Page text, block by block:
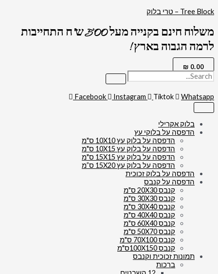
לתוכן
Tree Block – טרי בלוק
משלוח חינם בקנייה מעל 500 ש"ח התחייבות
לרמה הגבוה בארץ !
0.00
₪
Facebook Instagram Tiktok Whatsapp
בלוק אקרילי
הדפסה על בלוקי עץ
הדפסה על בלוק עץ 10X10 ס"מ
הדפסה על בלוק עץ 10X15 ס"מ
הדפסה על בלוק עץ 15X15 ס"מ
הדפסה על בלוק עץ 15X20 ס”מ
הדפסה על בלוק זכוכית
הדפסה על קנבס
קנבס 20X30 ס"מ
קנבס 30X30 ס"מ
קנבס 30X40 ס"מ
קנבס 40X40 ס"מ
קנבס 60X40 ס"מ
קנבס 50X70 ס"מ
קנבס 70X100 ס"מ
קנבס 100X150ס"מ
תמונות זכוכית וקנבס
ברכות